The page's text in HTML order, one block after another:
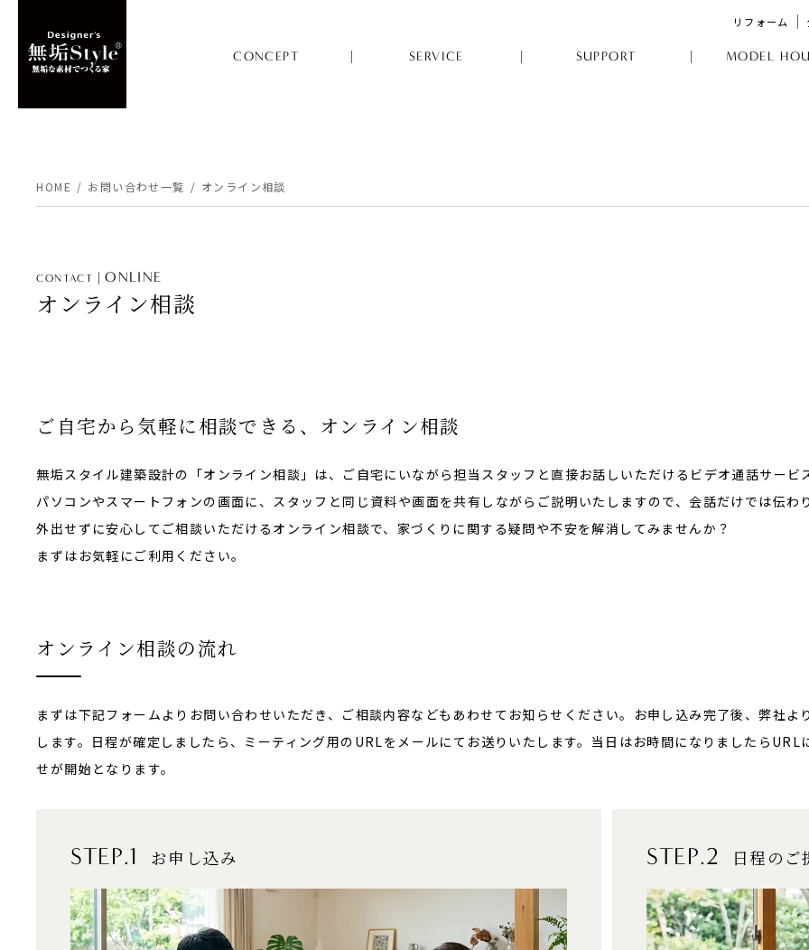
リフォーム
CONCEPT SERVICE SUPPORT MODEL
HOME お問い合わせ一覧 オンライン相談
CONTACT ONLINE
オンライン相談
ご自宅から気軽に相談できる、オンライン相談
無垢スタイル建築設計の「オンライン相談」は、ご自宅にいながら担当スタッフと直接お話しいただけるビデオ通話サービ
パソコンやスマートフォンの画面に、スタッフと同じ資料や画面を共有しながらご説明いたしますので、会話だけでは伝
外出せずに安心してご相談いただけるオンライン相談で、家づくりに関する疑問や不安を解消してみませんか？
まずはお気軽にご利用ください。
オンライン相談の流れ
まずは下記フォームよりお問い合わせいただき、ご相談内容などもあわせてお知らせください。お申し込み完了後、弊社
します。日程が確定しましたら、ミーティング用のURLをメールにてお送りいたします。当日はお時間になりましたら
せが開始となります。
STEP.1 お申し込み STEP.2 日程のご